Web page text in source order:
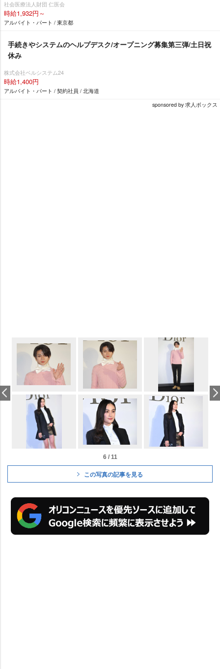
社会医療法人財団 仁医会
時給1,932円～
アルバイト・パート / 東京都
手続きやシステムのヘルプデスク/オープニング募集第三弾/土日祝
休み
株式会社ベルシステム24
時給1,400円
アルバイト・パート / 契約社員 / 北海道
sponsored by 求人ボックス
6 / 11
この写真の記事を見る